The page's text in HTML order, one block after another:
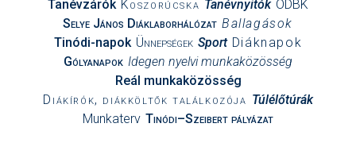
Tanévzárók Koszorúcska Tanévnyitók ÖDBK
Selye János Diáklaborhálózat Ballagások
Tinódi-napok Ünnepségek Sport Diáknapok
Gólyanapok Idegen nyelvi munkaközösség
Reál munkaközösség
Diákírók, diákköltők találkozója Túlélőtúrák
Munkaterv Tinódi–Szeibert pályázat